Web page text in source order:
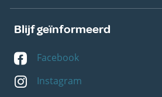
Blijf geïnformeerd
Facebook
Instagram